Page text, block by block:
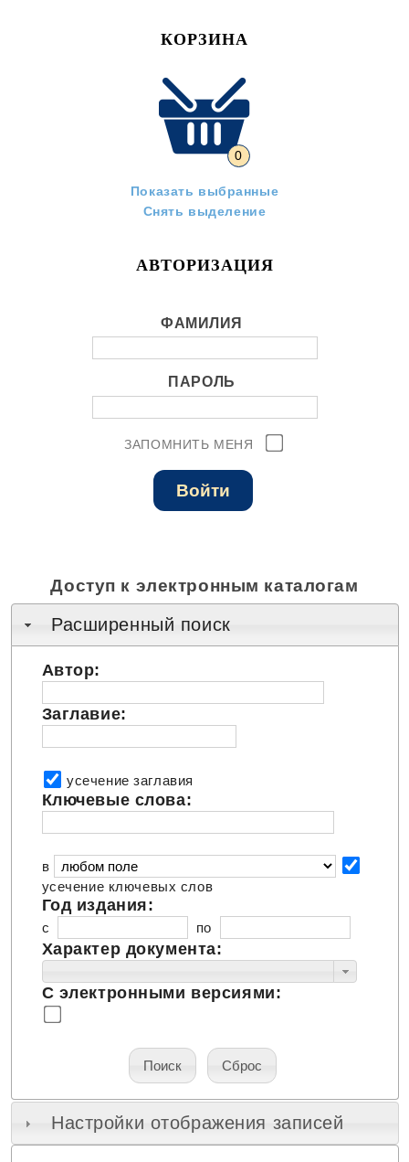
КОРЗИНА
0
Показать выбранные
Снять выделение
АВТОРИЗАЦИЯ
ФАМИЛИЯ
ПАРОЛЬ
ЗАПОМНИТЬ МЕНЯ
Доступ к электронным каталогам
Расширенный поиск
Автор:
Заглавие:
усечение заглавия
Ключевые слова:
в
усечение ключевых слов
Год издания:
c по
Характер документа:
С электронными версиями:
Настройки отображения записей